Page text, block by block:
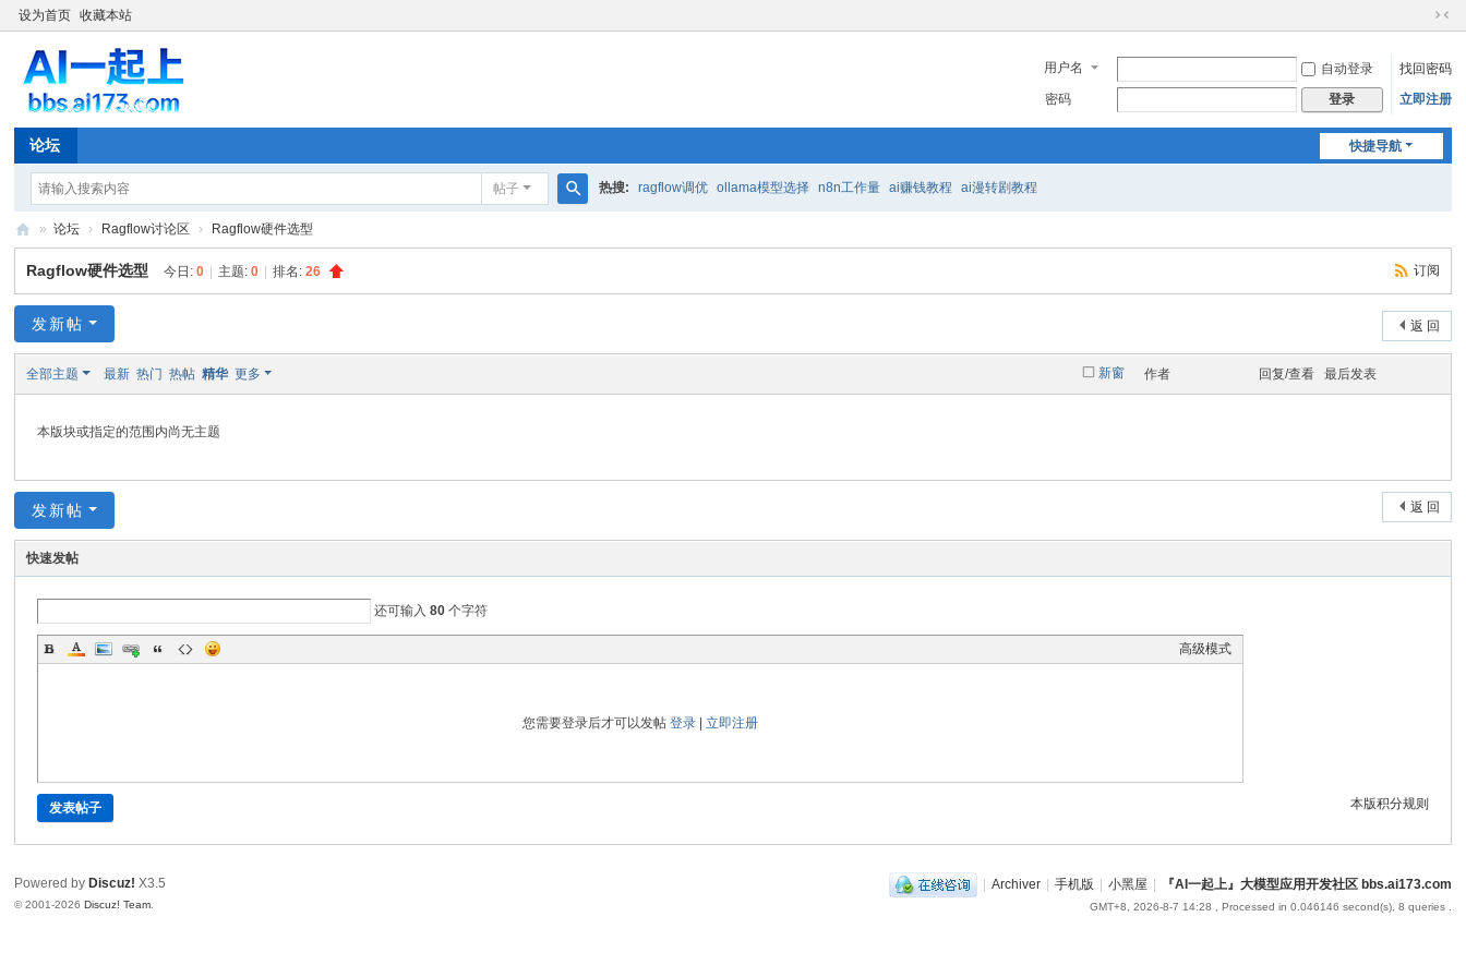
设为首页 收藏本站
切
到
窄
用户名 自动登录
找回密码
密码
登录 立即注册
快捷导航
论坛
帖子
索
热搜: ragflow调优 ollama模型选择 n8n工作量 ai赚钱教程 ai漫转剧教程
I1
大
用
开
发
社
» 论坛 › Ragflow讨论区 › Ragflow硬件选型
订阅
Ragflow硬件选型 今日:0 主题:0 排名:26
返 回
发新帖
新窗
全部主题 最新 热门 热帖 精华 更多 作者 回复/查看 最后发表
本版块或指定的范围内尚无主题
返 回
发新帖
快速发帖
还可输入80 个字符
高级模式
您需要登录后才可以发帖 登录| 立即注册
本版积分规则
发表帖子
| Archiver | 手机版 | 小黑屋 | 『AI一起上』大模型应用开发社区 bbs.ai173.com
GMT+8, 2026-8-7 14:28 , Processed in 0.046146 second(s), 8 queries .
Powered by Discuz! X3.5
© 2001-2026Discuz! Team